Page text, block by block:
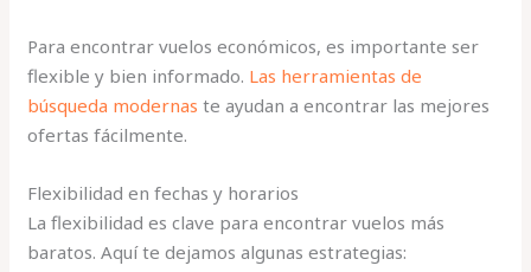
Para encontrar vuelos económicos, es importante ser
flexible y bien informado. Las herramientas de
búsqueda modernas te ayudan a encontrar las mejores
ofertas fácilmente.
Flexibilidad en fechas y horarios
La flexibilidad es clave para encontrar vuelos más
baratos. Aquí te dejamos algunas estrategias: